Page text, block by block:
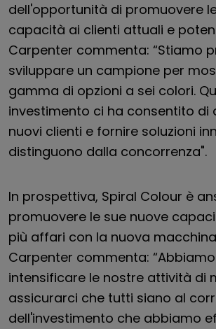
dell'opportunità di promuovere
capacità ai clienti attuali e
Carpenter commenta: “Stiamo
sviluppare un campione per
gamma di opzioni a sei colori.
investimento ci ha consentito di
nuovi clienti e fornire soluzioni
distinguono dalla concorrenza".
In prospettiva, Spiral Colour è
promuovere le sue nuove
più affari con la nuova
Carpenter commenta:
intensificare le nostre attività di
assicurarci che tutti siano al
dell'investimento che abbiamo